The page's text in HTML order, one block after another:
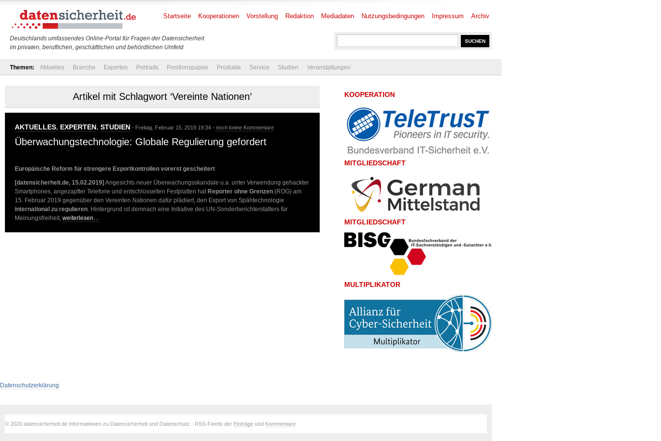
Deutschlands umfassendes Online-Portal für Fragen der Datensicherheit
im privaten, beruflichen, geschäftlichen und behördlichen Umfeld
Startseite Kooperationen Vorstellung Redaktion Mediadaten Nutzungsbedingungen Impressum Archiv
Themen: Aktuelles Branche Experten Portraits Positionspapier Produkte Service Studien Veranstaltungen
Artikel mit Schlagwort ‘Vereinte Nationen’
AKTUELLES, EXPERTEN, STUDIEN - Freitag, Februar 15, 2019 19:34 - noch keine Kommentare
Überwachungstechnologie: Globale Regulierung gefordert
Europäische Reform für strengere Exportkontrollen vorerst gescheitert
[datensicherheit.de, 15.02.2019] Angesichts neuer Überwachungsskandale u.a. unter Verwendung gehackter
Smartphones, angezapfter Telefone und entschlüsselten Festplatten hat Reporter ohne Grenzen (ROG) am
15. Februar 2019 gegenüber den Vereinten Nationen dafür plädiert, den Export von Spähtechnologie
international zu regulieren. Hintergrund ist demnach eine Initiative des UN-Sonderberichterstatters für
Meinungsfreiheit, weiterlesen…
KOOPERATION
MITGLIEDSCHAFT
MITGLIEDSCHAFT
MULTIPLIKATOR
Datenschutzerklärung
© 2020 datensicherheit.de Informationen zu Datensicherheit und Datenschutz - RSS-Feeds der Einträge und Kommentare